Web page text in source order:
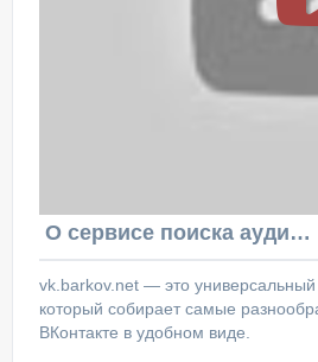
О сервисе поиска аудитории ВКонтакте
vk.barkov.net — это универсальный
который собирает самые
ВКонтакте в удобном виде.